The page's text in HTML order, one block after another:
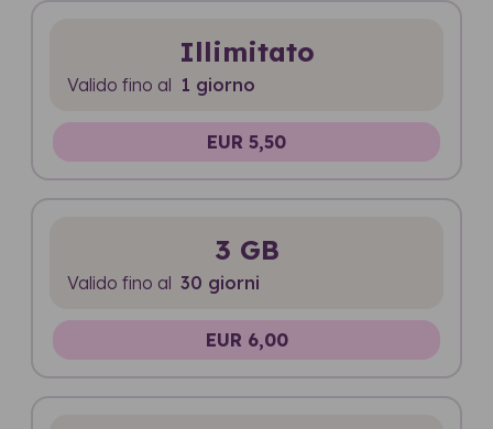
Illimitato
Valido fino al 1 giorno
EUR 5,50
3 GB
Valido fino al 30 giorni
EUR 6,00